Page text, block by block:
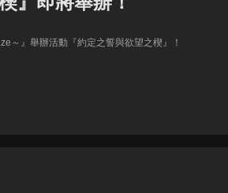
～』舉辦活動『約定之誓與欲望之楔』！